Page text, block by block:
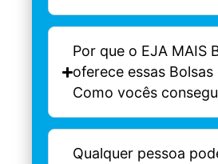
Por que o EJA MAIS
oferece essas
Como vocês
Qualquer pessoa